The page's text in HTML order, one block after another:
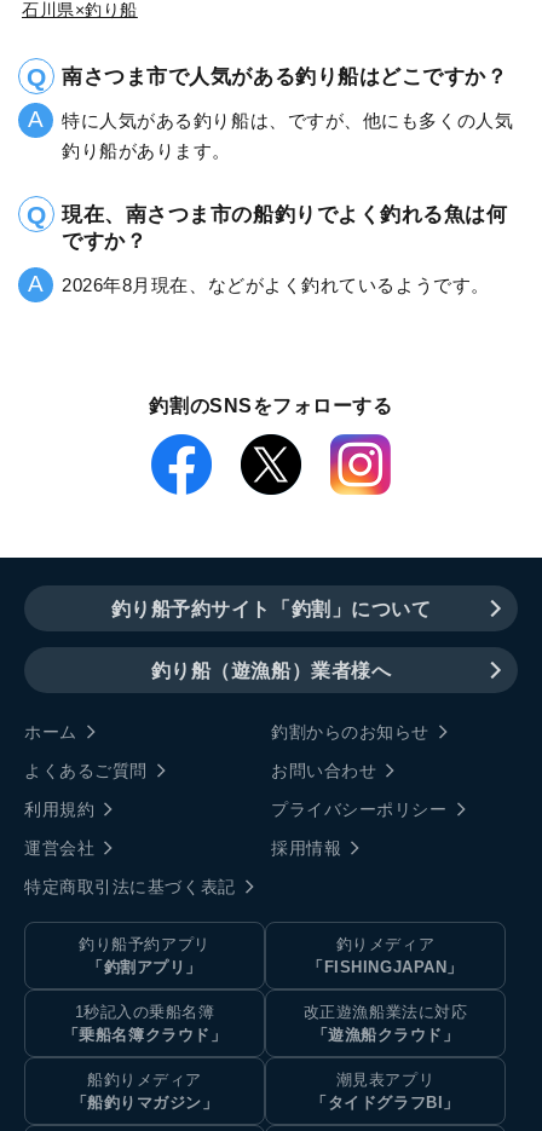
石川県×釣り船
南さつま市で人気がある釣り船はどこですか？
特に人気がある釣り船は、ですが、他にも多くの人気
釣り船があります。
現在、南さつま市の船釣りでよく釣れる魚は何
ですか？
2026年8月現在、などがよく釣れているようです。
釣割のSNSをフォローする
釣り船予約サイト「釣割」について
釣り船（遊漁船）業者様へ
ホーム
釣割からのお知らせ
よくあるご質問
お問い合わせ
利用規約
プライバシーポリシー
運営会社
採用情報
特定商取引法に基づく表記
釣り船予約アプリ
「釣割アプリ」
釣りメディア
「FISHINGJAPAN」
1秒記入の乗船名簿
「乗船名簿クラウド」
改正遊漁船業法に対応
「遊漁船クラウド」
船釣りメディア
「船釣りマガジン」
潮見表アプリ
「タイドグラフBI」